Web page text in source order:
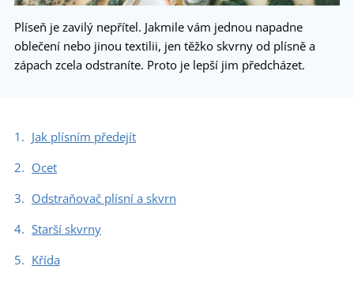
Plíseň je zavilý nepřítel. Jakmile vám jednou napadne
oblečení nebo jinou textilii, jen těžko skvrny od plísně a
zápach zcela odstraníte. Proto je lepší jim předcházet.
Jak plísním předejít
Ocet
Odstraňovač plísní a skvrn
Starší skvrny
Křída